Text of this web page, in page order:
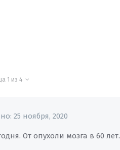
1 из 4
25 ноября, 2020
От опухоли мозга в 60 лет.